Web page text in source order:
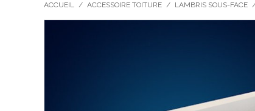
ACCUEIL / ACCESSOIRE TOITURE / LAMBRIS SOUS-FACE